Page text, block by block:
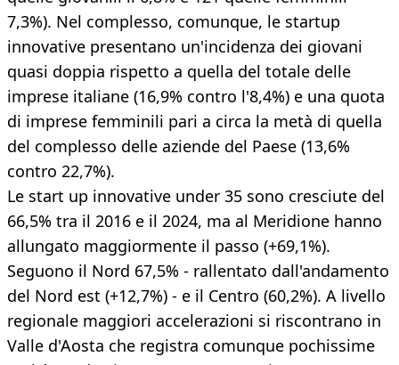
7,3%). Nel complesso, comunque, le startup
innovative presentano un'incidenza dei giovani
quasi doppia rispetto a quella del totale delle
imprese italiane (16,9% contro l'8,4%) e una quota
di imprese femminili pari a circa la metà di quella
del complesso delle aziende del Paese (13,6%
contro 22,7%).
Le start up innovative under 35 sono cresciute del
66,5% tra il 2016 e il 2024, ma al Meridione hanno
allungato maggiormente il passo (+69,1%).
Seguono il Nord 67,5% - rallentato dall'andamento
del Nord est (+12,7%) - e il Centro (60,2%). A livello
regionale maggiori accelerazioni si riscontrano in
Valle d'Aosta che registra comunque pochissime